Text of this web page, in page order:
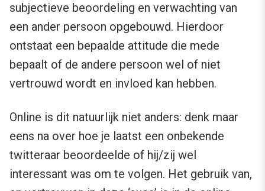
subjectieve beoordeling en verwachting van
een ander persoon opgebouwd. Hierdoor
ontstaat een bepaalde attitude die mede
bepaalt of de andere persoon wel of niet
vertrouwd wordt en invloed kan hebben.
Online is dit natuurlijk niet anders: denk maar
eens na over hoe je laatst een onbekende
twitteraar beoordeelde of hij/zij wel
interessant was om te volgen. Het gebruik van,